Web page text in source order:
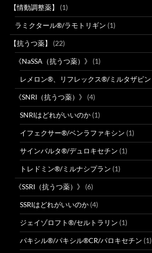
【情動調整薬】 (1)
ラミクタール®/ラモトリギン (1)
【抗うつ薬】 (22)
《NaSSA（抗うつ薬）》 (1)
レメロン®、リフレックス®/ミルタザピン
《SNRI（抗うつ薬）》 (4)
SNRIはどれがいいのか (1)
イフェクサー®/ベンラファキシン (1)
サインバルタ®/デュロキセチン (1)
トレドミン®/ミルナシプラン (1)
《SSRI（抗うつ薬）》 (6)
SSRIはどれがいいのか (4)
ジェイゾロフト®/セルトラリン (1)
パキシル®/パキシル®CR/パロキセチン (1)